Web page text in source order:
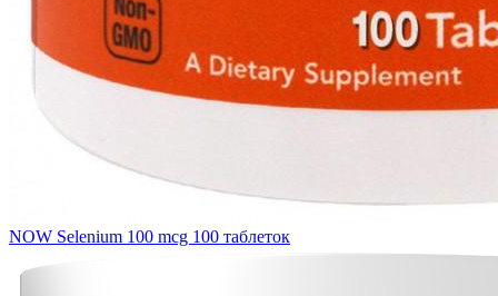
NOW Selenium 100 mcg 100 таблеток